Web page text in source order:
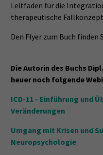
Leitfaden für die
therapeutische
Den Flyer zum Buch finden
Die Autorin des Buchs
heuer noch folgende
ICD-11 - Einführung und
Veränderungen
Umgang mit Krisen und
Neuropsychologie